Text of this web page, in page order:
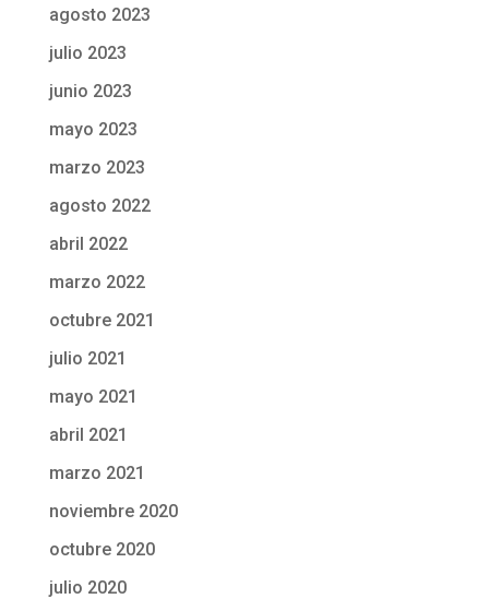
agosto 2023
julio 2023
junio 2023
mayo 2023
marzo 2023
agosto 2022
abril 2022
marzo 2022
octubre 2021
julio 2021
mayo 2021
abril 2021
marzo 2021
noviembre 2020
octubre 2020
julio 2020